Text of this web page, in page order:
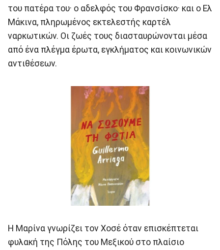
του πατέρα του· ο αδελφός του Φρανσίσκο· και ο Ελ
Μάκινα, πληρωμένος εκτελεστής καρτέλ
ναρκωτικών. Οι ζωές τους διασταυρώνονται μέσα
από ένα πλέγμα έρωτα, εγκλήματος και κοινωνικών
αντιθέσεων.
Η Μαρίνα γνωρίζει τον Χοσέ όταν επισκέπτεται
φυλακή της Πόλης του Μεξικού στο πλαίσιο